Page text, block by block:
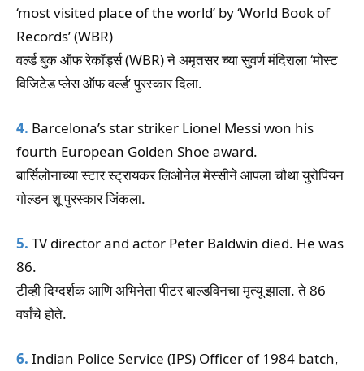
‘most visited place of the world’ by ‘World Book of
Records’ (WBR)
वर्ल्ड बुक ऑफ रेकॉर्ड्स (WBR) ने अमृतसर च्या सुवर्ण मंदिराला ‘मोस्ट
विजिटेड प्लेस ऑफ वर्ल्ड’ पुरस्कार दिला.
4. Barcelona’s star striker Lionel Messi won his
fourth European Golden Shoe award.
बार्सिलोनाच्या स्टार स्ट्रायकर लिओनेल मेस्सीने आपला चौथा युरोपियन
गोल्डन शू पुरस्कार जिंकला.
5. TV director and actor Peter Baldwin died. He was
86.
टीव्ही दिग्दर्शक आणि अभिनेता पीटर बाल्डविनचा मृत्यू झाला. ते 86
वर्षांचे होते.
6. Indian Police Service (IPS) Officer of 1984 batch,